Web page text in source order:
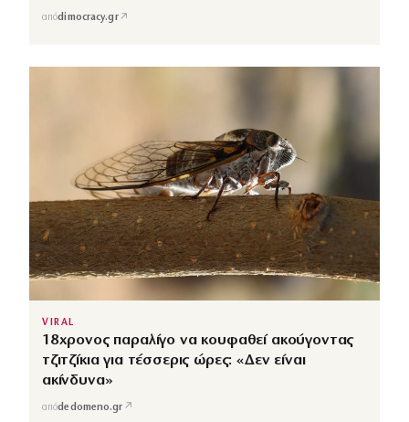
απόdimocracy.gr↗
VIRAL
18χρονος παραλίγο να κουφαθεί ακούγοντας
τζιτζίκια για τέσσερις ώρες: «Δεν είναι
ακίνδυνα»
απόdedomeno.gr ↗